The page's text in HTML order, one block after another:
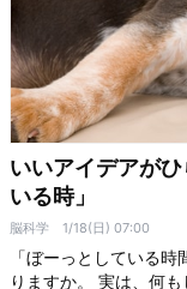
いいアイデアが
いる時」
脳科学 1/18(日) 07:00
「ぼーっとしている
りますか。 実は、何